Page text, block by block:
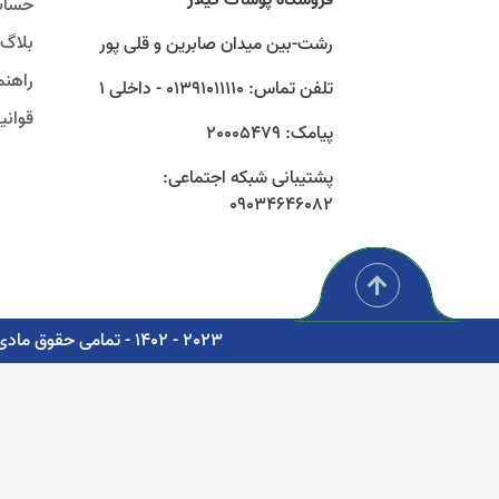
رشت-بین میدان صابرین و قلی پور
تلفن تماس: 01391011110 - داخلی 1
پیامک: 20005479
پشتیبانی شبکه اجتماعی:
09034646082
بلاگ
2023 - 1402 - تمامی حقوق مادی و معنوی برای شرکت پوشاک سبز گستر گیلار محفوظ است. - مشاوره، پشتیبانی و طراحی اتوماسیون دیجیتال: